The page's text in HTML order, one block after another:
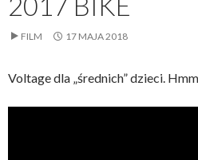
FILM 17 MAJA 2018
Voltage dla „średnich” dzieci.